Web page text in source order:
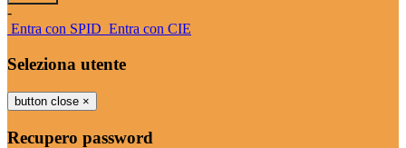
-
Entra con SPID Entra con CIE
Seleziona utente
button close ×
Recupero password